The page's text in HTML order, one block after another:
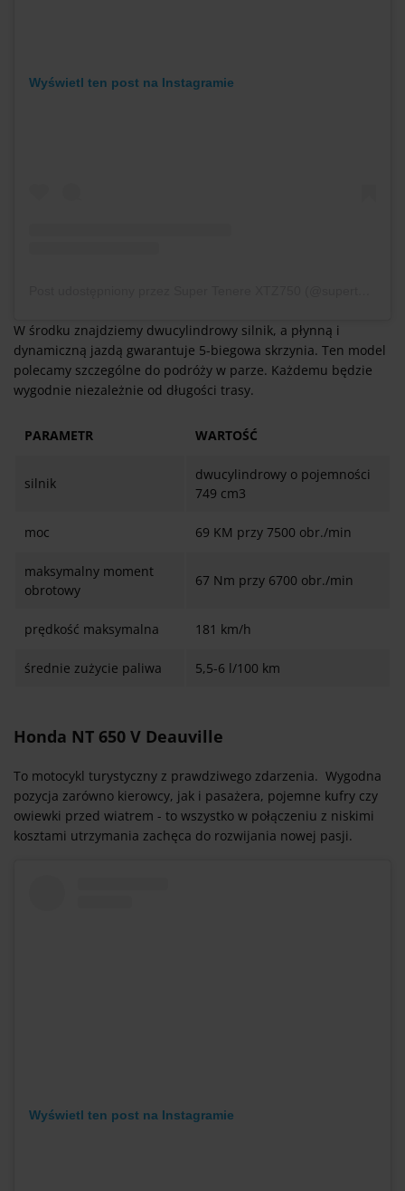
Wyświetl ten post na Instagramie
W środku znajdziemy dwucylindrowy silnik, a płynną i
dynamiczną jazdą gwarantuje 5-biegowa skrzynia. Ten model
polecamy szczególne do podróży w parze. Każdemu będzie
wygodnie niezależnie od długości trasy.
PARAMETR WARTOŚĆ
silnik
dwucylindrowy o pojemności
749 cm3
moc 69 KM przy 7500 obr./min
maksymalny moment
obrotowy
67 Nm przy 6700 obr./min
prędkość maksymalna 181 km/h
średnie zużycie paliwa 5,5-6 l/100 km
Honda NT 650 V Deauville
To motocykl turystyczny z prawdziwego zdarzenia. Wygodna
pozycja zarówno kierowcy, jak i pasażera, pojemne kufry czy
owiewki przed wiatrem - to wszystko w połączeniu z niskimi
kosztami utrzymania zachęca do rozwijania nowej pasji.
Wyświetl ten post na Instagramie